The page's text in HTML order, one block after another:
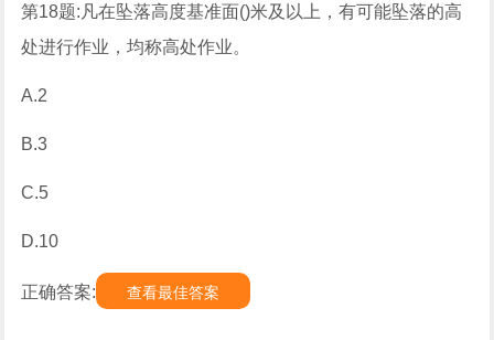
第18题:凡在坠落高度基准面()米及以上，有可能坠落的高
处进行作业，均称高处作业。
A.2
B.3
C.5
D.10
正确答案: 查看最佳答案